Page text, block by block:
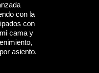
con la
con
cama y
asiento.